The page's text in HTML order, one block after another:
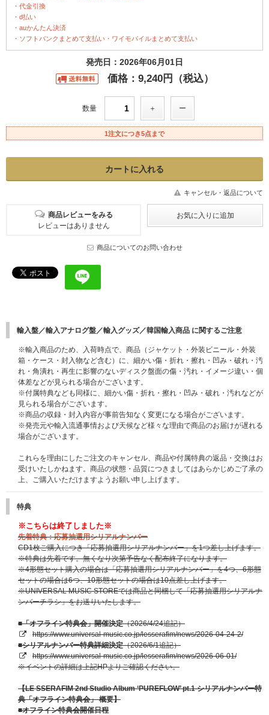
・代金引換
・d払い
・auかんたん決済
・ソフトバンクまとめて支払い・ワイモバイルまとめて支払い
発売日：2026年06月01日
価格：9,240円（税込）
数量
1注文につき5点まで
キャンセル・返品について
商品レビューをみる
レビューはありません
商品についてのお問い合わせ
輸入盤／輸入アナログ盤／輸入グッズ／韓国輸入商品 に関するご注意
※輸入商品のため、入荷時点で、商品（ジャケット・外装ビニール・外装
箱・ケース・封入物など含む）に、細かい傷・折れ・擦れ・凹み・破れ・汚
れ・角潰れ・再生に影響のないディスク盤面の傷・汚れ・イメージ違い・個
体差などが見られる場合がございます。
※付属特典なども同様に、細かい傷・折れ・擦れ・凹み・破れ・汚れなどが
見られる場合がございます。
※商品の収録・封入内容が事前告知なく変更になる場合がございます。
※発売元や輸入流通事情および天候など様々な理由で商品のお届けが遅れる
場合がございます。
これらを理由にしたご注文のキャンセル、商品や付属特典の返品・交換はお
受けいたしかねます。商品の状態・品質につきましてはあらかじめご了承の
上、ご購入いただけますようお願い申し上げます。
特典
※こちらは終了しました※
先着特典：応募抽選用シリアルナンバー
CD1枚ご購入につき「応募抽選用シリアルナンバー」を1つ差し上げます。
※特典は先着です。無くなり次第予告なく配布終了になります。
※4形態セット購入の場合は「応募抽選用シリアルナンバー」を4つ、6形態
セットの場合は6つ、10形態セットの場合は10点差し上げます。
※UNIVERSAL MUSIC STOREでは商品と同梱して「応募抽選用シリアルナ
ンバーチラシ」をお送りいたします。
■「オフライン特典会」開催決定（2026/4/24追記）
https://www.universal-music.co.jp/lesserafim/news/2026-04-24-2/
■シリアルナンバー特典詳細決定（2026/6/1追記）
https://www.universal-music.co.jp/lesserafim/news/2026-06-01/
※イベントの詳細は上記HPよりご確認ください。
【LE SSERAFIM 2nd Studio Album ‘PUREFLOW’ pt.1 シリアルナンバー特
典「オフライン特典会」 概要】
■オフライン特典会開催日程